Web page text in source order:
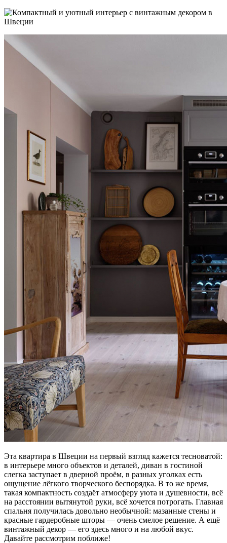
Эта квартира в Швеции на первый взгляд кажется тесноватой:
в интерьере много объектов и деталей, диван в гостиной
слегка заступает в дверной проём, в разных уголках есть
ощущение лёгкого творческого беспорядка. В то же время,
такая компактность создаёт атмосферу уюта и душевности, всё
на расстоянии вытянутой руки, всё хочется потрогать. Главная
спальня получилась довольно необычной: мазанные стены и
красные гардеробные шторы — очень смелое решение. А ещё
винтажный декор — его здесь много и на любой вкус.
Давайте рассмотрим поближе!